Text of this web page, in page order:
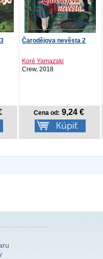
Čarodějova nevěsta 2
Koré Yamazaki
Crew, 2018
Cena od: 9,24 €